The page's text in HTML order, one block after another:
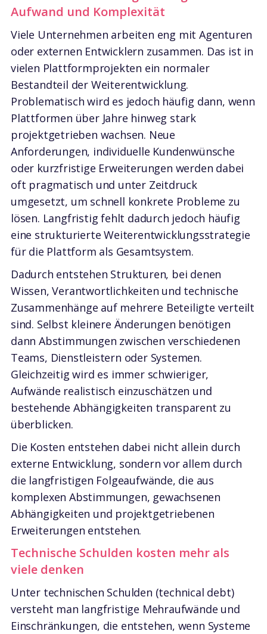
Aufwand und Komplexität
Viele Unternehmen arbeiten eng mit Agenturen
oder externen Entwicklern zusammen. Das ist in
vielen Plattformprojekten ein normaler
Bestandteil der Weiterentwicklung.
Problematisch wird es jedoch häufig dann, wenn
Plattformen über Jahre hinweg stark
projektgetrieben wachsen. Neue
Anforderungen, individuelle Kundenwünsche
oder kurzfristige Erweiterungen werden dabei
oft pragmatisch und unter Zeitdruck
umgesetzt, um schnell konkrete Probleme zu
lösen. Langfristig fehlt dadurch jedoch häufig
eine strukturierte Weiterentwicklungsstrategie
für die Plattform als Gesamtsystem.
Dadurch entstehen Strukturen, bei denen
Wissen, Verantwortlichkeiten und technische
Zusammenhänge auf mehrere Beteiligte verteilt
sind. Selbst kleinere Änderungen benötigen
dann Abstimmungen zwischen verschiedenen
Teams, Dienstleistern oder Systemen.
Gleichzeitig wird es immer schwieriger,
Aufwände realistisch einzuschätzen und
bestehende Abhängigkeiten transparent zu
überblicken.
Die Kosten entstehen dabei nicht allein durch
externe Entwicklung, sondern vor allem durch
die langfristigen Folgeaufwände, die aus
komplexen Abstimmungen, gewachsenen
Abhängigkeiten und projektgetriebenen
Erweiterungen entstehen.
Technische Schulden kosten mehr als
viele denken
Unter technischen Schulden (technical debt)
versteht man langfristige Mehraufwände und
Einschränkungen, die entstehen, wenn Systeme